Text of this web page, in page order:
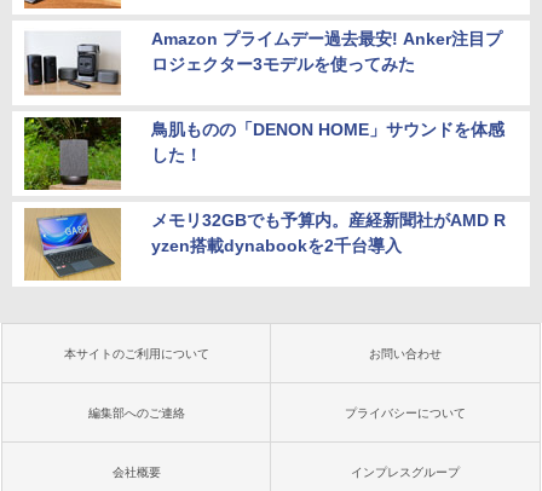
Amazon プライムデー過去最安! Anker注目プ
ロジェクター3モデルを使ってみた
鳥肌ものの「DENON HOME」サウンドを体感
した！
メモリ32GBでも予算内。産経新聞社がAMD R
yzen搭載dynabookを2千台導入
本サイトのご利用について お問い合わせ
編集部へのご連絡 プライバシーについて
会社概要 インプレスグループ